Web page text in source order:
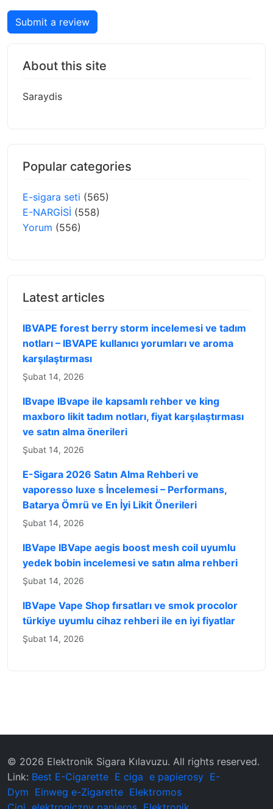
Submit a review
About this site
Saraydis
Popular categories
E-sigara seti (565)
E-NARGİSİ (558)
Yorum (556)
Latest articles
IBVAPE forest berry storm incelemesi ve tadım
notları – IBVAPE kullanıcı yorumları ve aroma
karşılaştırması
Şubat 14, 2026
IBvape IBvape ile kapsamlı rehber ve king
maxboro likit tadım notları, fiyat karşılaştırması
ve satın alma önerileri
Şubat 14, 2026
E-Sigara 2026 Satın Alma Rehberi ve
vaporesso luxe s İncelemesi – Performans,
Batarya Ömrü ve En İyi Likit Önerileri
Şubat 14, 2026
IBVape IBVape aegis boost mesh coil uyumlu
yedek bobin incelemesi ve satın alma rehberi
Şubat 14, 2026
IBVape Vape Shop fırsatları ve smok procolor
türkiye uyumlu cihaz rehberi ile en iyi fiyatlar
Şubat 14, 2026
© 2026 ‌Elektronik Sigara Kılavuzu‌. All rights reserved.
Link: Best E-Cigarette E ciga e papierosy E-
Dym Einweg e-Zigarette Elektromos